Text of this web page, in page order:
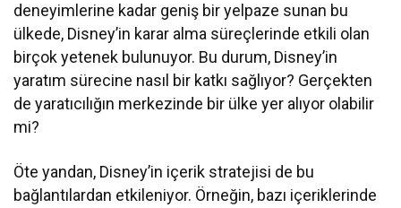
deneyimlerine kadar geniş bir yelpaze sunan bu
ülkede, Disney’in karar alma süreçlerinde etkili olan
birçok yetenek bulunuyor. Bu durum, Disney’in
yaratım sürecine nasıl bir katkı sağlıyor? Gerçekten
de yaratıcılığın merkezinde bir ülke yer alıyor olabilir
mi?
Öte yandan, Disney’in içerik stratejisi de bu
bağlantılardan etkileniyor. Örneğin, bazı içeriklerinde